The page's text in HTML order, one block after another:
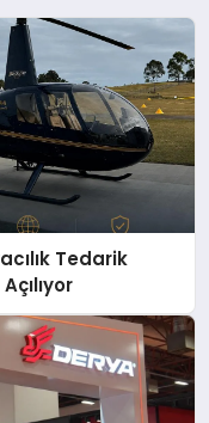
Tedarik